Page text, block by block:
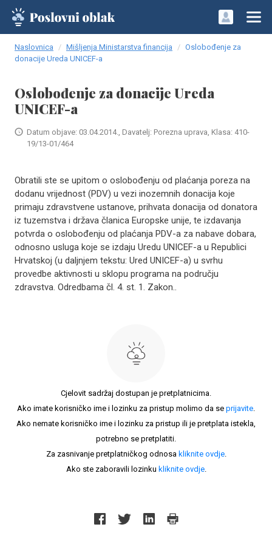
Naslovnica Mišljenja Ministarstva financija
Oslobođenje za
donacije Ureda UNICEF-a
Oslobođenje za donacije Ureda
UNICEF-a
Datum objave: 03.04.2014., Davatelj: Porezna uprava, Klasa: 410-
19/13-01/464
Obratili ste se upitom o oslobođenju od plaćanja poreza na
dodanu vrijednost (PDV) u vezi inozemnih donacija koje
primaju zdravstvene ustanove, prihvata donacija od donatora
iz tuzemstva i država članica Europske unije, te izdavanja
potvrda o oslobođenju od plaćanja PDV-a za nabave dobara,
odnosno usluga koje se izdaju Uredu UNICEF-a u Republici
Hrvatskoj (u daljnjem tekstu: Ured UNICEF-a) u svrhu
provedbe aktivnosti u sklopu programa na području
zdravstva. Odredbama čl. 4. st. 1. Zakon..
Cjelovit sadržaj dostupan je pretplatnicima.
Ako imate korisničko ime i lozinku za pristup molimo da se prijavite.
Ako nemate korisničko ime i lozinku za pristup ili je pretplata istekla,
potrebno se pretplatiti.
Za zasnivanje pretplatničkog odnosa kliknite ovdje.
Ako ste zaboravili lozinku kliknite ovdje.